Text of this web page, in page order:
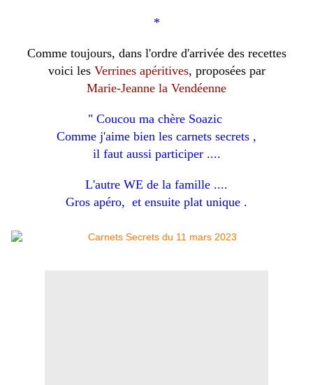
*
Comme toujours, dans l'ordre d'arrivée des recettes
voici les Verrines apéritives, proposées par
Marie-Jeanne la Vendéenne
" Coucou ma chère Soazic
Comme j'aime bien les carnets secrets ,
il faut aussi participer ....
L'autre WE de la famille ....
Gros apéro, et ensuite plat unique .